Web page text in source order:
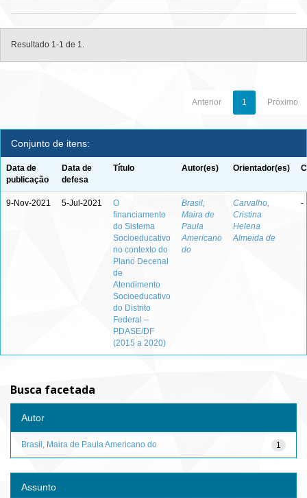
Resultado 1-1 de 1.
Anterior 1 Próximo
Conjunto de itens:
Data de
publicação
Data de
defesa
Título Autor(es) Orientador(es)
9-Nov-2021 5-Jul-2021
O
financiamento
do Sistema
Socioeducativo
no contexto do
Plano Decenal
de
Atendimento
Socioeducativo
do Distrito
Federal –
PDASE/DF
(2015 a 2020)
Brasil,
Maira de
Paula
Americano
do
Carvalho,
Cristina
Helena
Almeida de
-
Busca facetada
Autor
1
Brasil, Maira de Paula Americano do
Assunto